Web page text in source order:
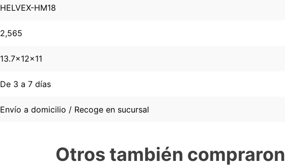
HELVEX-HM18
2,565
13.7x12x11
De 3 a 7 días
Envío a domicilio / Recoge en sucursal
Otros también compraron